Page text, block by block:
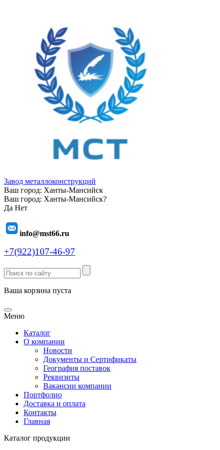
Завод металлоконструкций
Ваш город: Ханты-Мансийск
Ваш город: Ханты-Мансийск?
Да Нет
info@mst66.ru
+7(922)107-46-97
Ваша корзина пуста
Меню
Каталог
О компании
Новости
Документы и Сертификаты
География поставок
Реквизиты
Вакансии компании
Портфолио
Доставка и оплата
Контакты
Главная
Каталог продукции